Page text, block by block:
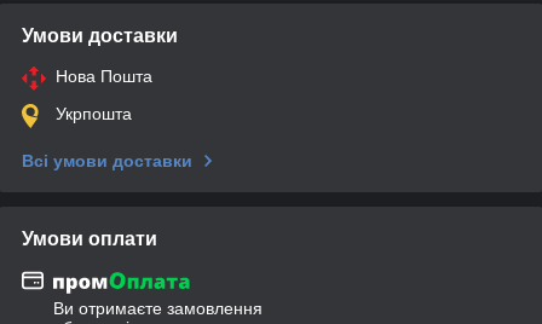
Умови доставки
Нова Пошта
Укрпошта
Всі умови доставки
Умови оплати
Ви отримаєте замовлення